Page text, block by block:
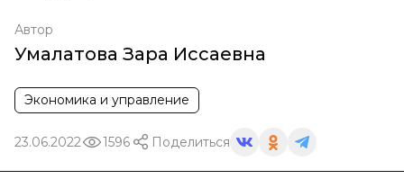
Автор
Умалатова Зара Иссаевна
Экономика и управление
23.06.2022 1596 Поделиться